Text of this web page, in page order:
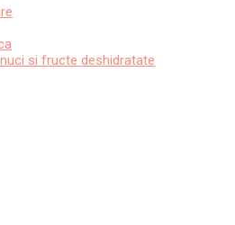
si fructe deshidratate